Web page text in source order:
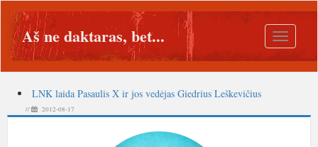
Toggle
Aš ne daktaras, bet...
LNK laida Pasaulis X ir jos vedėjas Giedrius Leškevičius
// 2012-08-17